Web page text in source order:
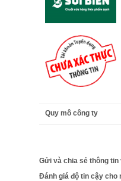
Quy mô công ty
Gửi và chia sẻ thông tin
Đánh giá độ tin cậy cho